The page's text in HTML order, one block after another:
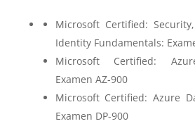
Microsoft Certified:
Identity Fundamentals:
Microsoft Certified:
Examen AZ-900
Microsoft Certified: Azure
Examen DP-900